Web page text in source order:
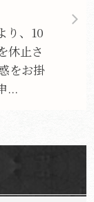
り、10
休止さ
をお掛
...